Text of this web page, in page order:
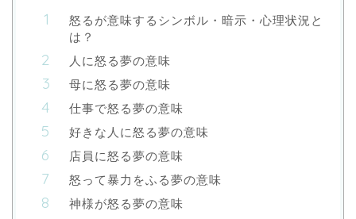
怒るが意味するシンボル・暗示・心理状況と
は？
人に怒る夢の意味
母に怒る夢の意味
仕事で怒る夢の意味
好きな人に怒る夢の意味
店員に怒る夢の意味
怒って暴力をふる夢の意味
神様が怒る夢の意味